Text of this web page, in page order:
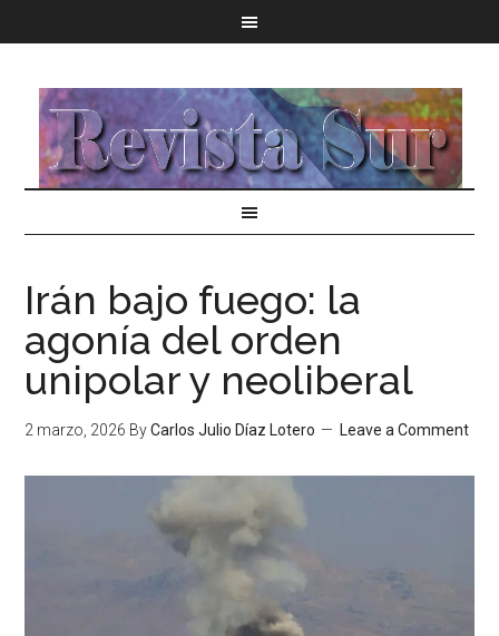
Irán bajo fuego: la
agonía del orden
unipolar y neoliberal
2 marzo, 2026 ByCarlos Julio Díaz Lotero Leave a Comment